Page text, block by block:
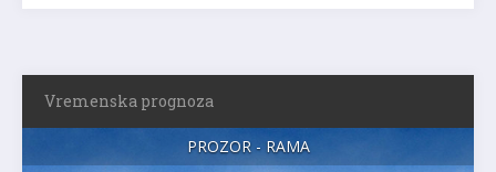
Vremenska prognoza
PROZOR - RAMA